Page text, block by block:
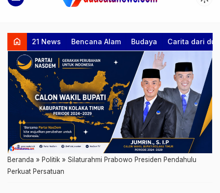
home 21 News Bencana Alam Budaya Carita dari
Beranda » Politik » Silaturahmi Prabowo Presiden Pendahulu
Perkuat Persatuan